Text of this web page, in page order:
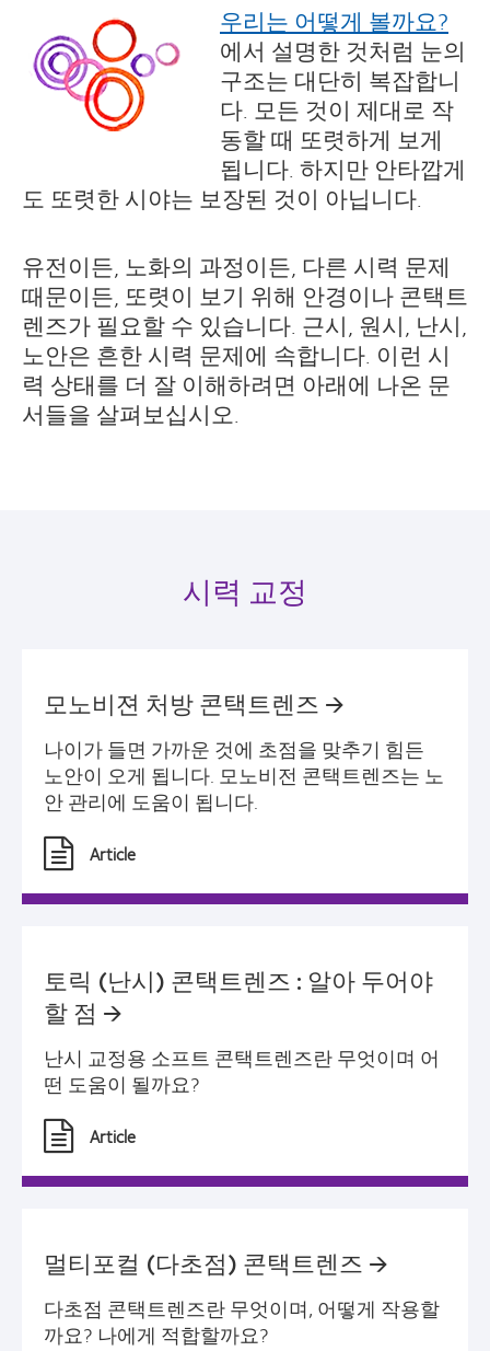
우리는 어떻게 볼까요?
에서 설명한 것처럼 눈의
구조는 대단히 복잡합니
다. 모든 것이 제대로 작
동할 때 또렷하게 보게
됩니다. 하지만 안타깝게
도 또렷한 시야는 보장된 것이 아닙니다.
유전이든, 노화의 과정이든, 다른 시력 문제
때문이든, 또렷이 보기 위해 안경이나 콘택트
렌즈가 필요할 수 있습니다. 근시, 원시, 난시,
노안은 흔한 시력 문제에 속합니다. 이런 시
력 상태를 더 잘 이해하려면 아래에 나온 문
서들을 살펴보십시오.
시력 교정
모노비젼 처방 콘택트렌즈 🡪
나이가 들면 가까운 것에 초점을 맞추기 힘든
노안이 오게 됩니다. 모노비전 콘택트렌즈는 노
안 관리에 도움이 됩니다.
Article
토릭 (난시) 콘택트렌즈 : 알아 두어야
할 점 🡪
난시 교정용 소프트 콘택트렌즈란 무엇이며 어
떤 도움이 될까요?
Article
멀티포컬 (다초점) 콘택트렌즈 🡪
다초점 콘택트렌즈란 무엇이며, 어떻게 작용할
까요? 나에게 적합할까요?